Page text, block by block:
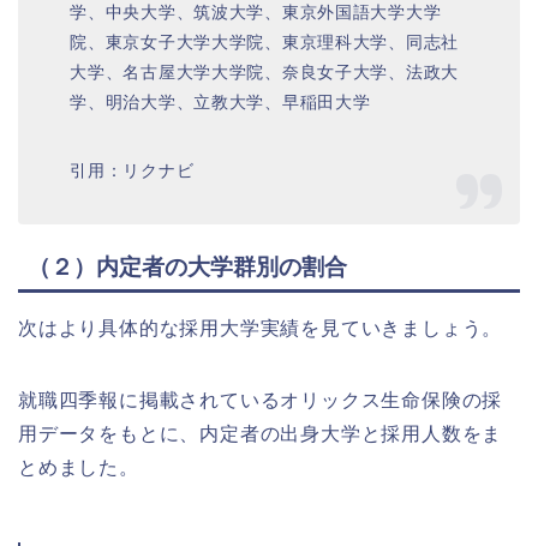
学、中央大学、筑波大学、東京外国語大学大学
院、東京女子大学大学院、東京理科大学、同志社
大学、名古屋大学大学院、奈良女子大学、法政大
学、明治大学、立教大学、早稲田大学
引用：リクナビ
（２）内定者の大学群別の割合
次はより具体的な採用大学実績を見ていきましょう。
就職四季報に掲載されているオリックス生命保険の採
用データをもとに、内定者の出身大学と採用人数をま
とめました。